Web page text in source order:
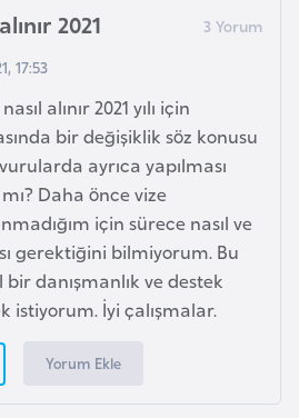
2021
17:53
alınır 2021 yılı için
bir değişiklik söz konusu
ayrıca yapılması
Daha önce vize
için sürece nasıl ve
gerektiğini bilmiyorum. Bu
danışmanlık ve destek
istiyorum. İyi çalışmalar.
Yorum Ekle